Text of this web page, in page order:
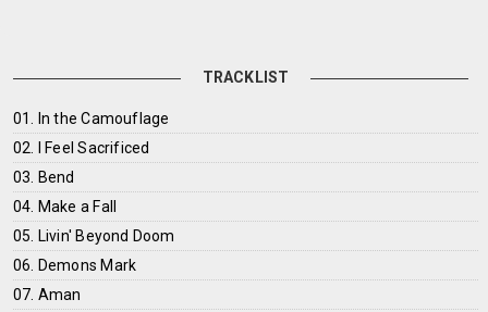
TRACKLIST
01. In the Camouflage
02. I Feel Sacrificed
03. Bend
04. Make a Fall
05. Livin' Beyond Doom
06. Demons Mark
07. Aman